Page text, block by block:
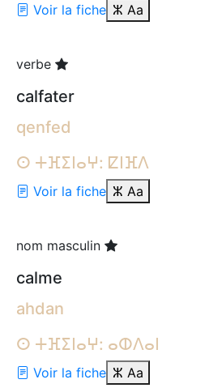
Voir la fiche ⵣ Aa
verbe
calfater
qenfed
ⵙ ⵜⴼⵉⵏⴰⵖ: ⵇⵏⴼⴷ
Voir la fiche ⵣ Aa
nom masculin
calme
ahdan
ⵙ ⵜⴼⵉⵏⴰⵖ: ⴰⵀⴷⴰⵏ
Voir la fiche ⵣ Aa